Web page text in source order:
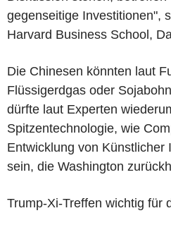
gegenseitige Investitionen",
Harvard Business School,
Die Chinesen könnten laut
Flüssigerdgas oder
dürfte laut Experten
Spitzentechnologie, wie
Entwicklung von Künstlicher
sein, die Washington
Trump-Xi-Treffen wichtig für